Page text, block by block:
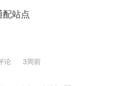
站点
论 3周前